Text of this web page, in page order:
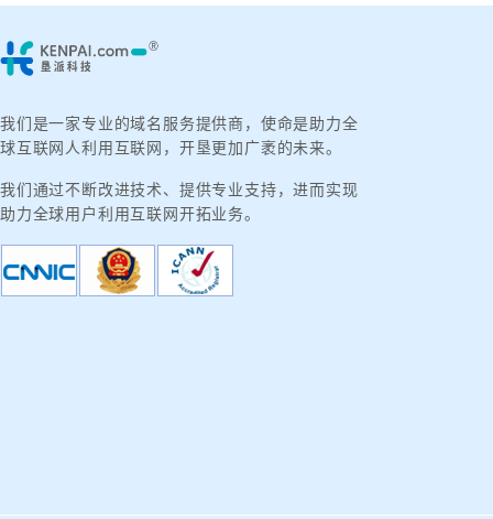
我们是一家专业的域名服务提供商，使命是助力全
球互联网人利用互联网，开垦更加广袤的未来。
我们通过不断改进技术、提供专业支持，进而实现
助力全球用户利用互联网开拓业务。